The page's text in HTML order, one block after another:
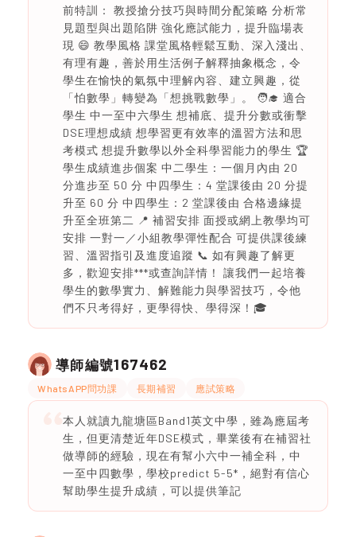
前特訓： 教授搶分技巧與時間分配策略 分析常
見題型與出題陷阱 強化應試能力，提升臨場表
現 😄 教學風格 課堂風格輕鬆互動、深入淺出、
有理有趣，善於用生活例子解釋抽象概念，令
學生在愉快的氣氛中理解內容、建立興趣，從
「怕數學」轉變為「想挑戰數學」。 🧑‍🎓 適合
學生 中一至中六學生 想補底、提升分數或衝擊
DSE理想成績 想學習更有效率的溫習方法和思
考模式 想提升數學以外全科學習能力的學生 🏆
學生成績進步個案 中二學生：一個月內由 20
分進步至 50 分 中四學生：4 堂課後由 20 分提
升至 60 分 中四學生：2 堂課後由 合格邊緣提
升至全班第二 📍 補習安排 面授或網上教學均可
安排 一對一／小組教學彈性配合 可提供課後練
習、溫習指引及進度追蹤 📞 如有興趣了解更
多，歡迎安排***或查詢詳情！ 讓我們一起培養
學生的數學實力、解難能力與學習技巧，令他
們不只考得好，更學得快、學得深！🎓
導師編號167462
WhatsAPP問功課 長期補習 應試策略
本人就讀九龍塘區Band1英文中學，雖為應屆考
生，但更清楚近年DSE模式，畢業後有在補習社
做導師的經驗，現在有幫小六中一補全科，中
一至中四數學，學校predict 5-5*，絕對有信心
幫助學生提升成績，可以提供筆記